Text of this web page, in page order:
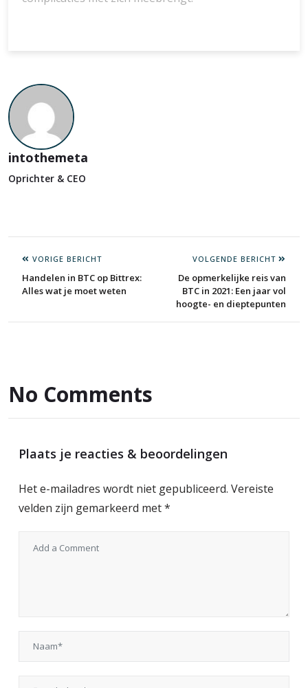
intothemeta
Oprichter & CEO
VORIGE BERICHT
Handelen in BTC op Bittrex:
Alles wat je moet weten
VOLGENDE BERICHT
De opmerkelijke reis van
BTC in 2021: Een jaar vol
hoogte- en dieptepunten
No Comments
Plaats je reacties & beoordelingen
Het e-mailadres wordt niet gepubliceerd. Vereiste
velden zijn gemarkeerd met*